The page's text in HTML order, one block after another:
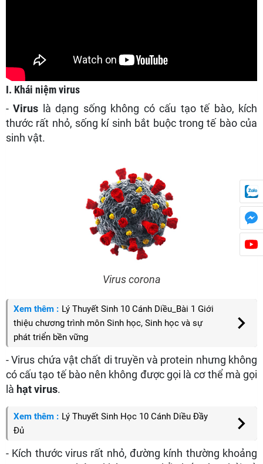
I. Khái niệm virus
-Virus là dạng sống không có cấu tạo tế bào, kích
thước rất nhỏ, sống kí sinh bắt buộc trong tế bào của
sinh vật.
Virus corona
Xem thêm : Lý Thuyết Sinh 10 Cánh Diều_Bài 1 Giới
thiệu chương trình môn Sinh học, Sinh học và sự
phát triển bền vững
- Virus chứa vật chất di truyền và protein nhưng không
có cấu tạo tế bào nên không được gọi là cơ thể mà gọi
là hạt virus.
Xem thêm : Lý Thuyết Sinh Học 10 Cánh Diều Đầy
Đủ
- Kích thước virus rất nhỏ, đường kính thường khoảng